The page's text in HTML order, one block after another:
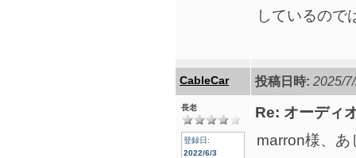
しているの
CableCar 投稿日時: 2025/
長老
登録日:
2022/6/3
Re: オーディ
marron様、あ